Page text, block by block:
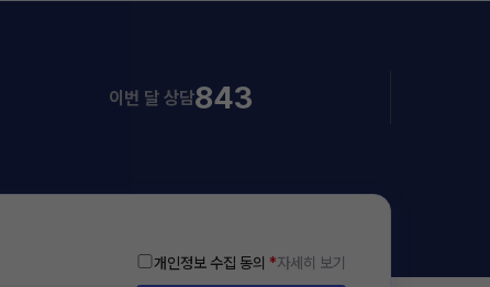
이번 달 상담843
개인정보 수집 동의 *자세히 보기